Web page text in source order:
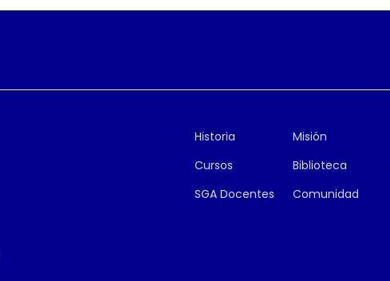
Historia Misión
Cursos
Biblioteca
SGA Docentes
Comunidad